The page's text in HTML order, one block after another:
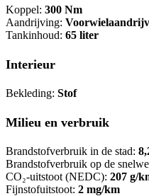
Koppel: 300 Nm
Aandrijving:
Tankinhoud: 65 liter
Interieur
Bekleding: Stof
Milieu en verbruik
Brandstofverbruik in de stad:
Brandstofverbruik op de
CO₂-uitstoot (NEDC): 207 g/
Fijnstofuitstoot: 2 mg/km